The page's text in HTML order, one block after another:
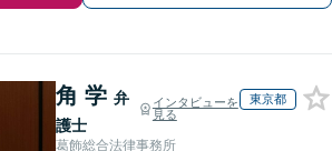
角 学 弁
護士
インタビューを
見る
東京都
葛飾総合法律事務所